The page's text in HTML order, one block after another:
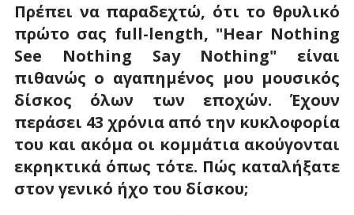
Πρέπει να παραδεχτώ, ότι το θρυλικό
πρώτο σας full-length, "Hear Nothing
See
Nothing Say
Nothing" είναι
πιθανώς ο αγαπημένος μου μουσικός
δίσκος όλων των εποχών. Έχουν
περάσει 43 χρόνια από την κυκλοφορία
του και ακόμα οι κομμάτια ακούγονται
εκρηκτικά όπως τότε. Πώς καταλήξατε
στον γενικό ήχο του δίσκου;